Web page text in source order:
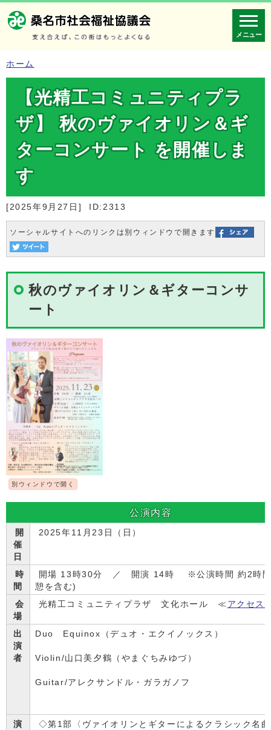
メニュー
ホーム
【光精工コミュニティプラ
ザ】 秋のヴァイオリン＆ギ
ターコンサート を開催しま
す
[2025年9月27日] ID:2313
ソーシャルサイトへのリンクは別ウィンドウで開きます
秋のヴァイオリン＆ギターコンサ
ート
別ウィンドウで開く
公演内容
開
催
日
2025年11月23日（日）
時
間
開場 13時30分 ／ 開演 14時 ※公演時間 約2時
憩を含む)
会
場
光精工コミュニティプラザ 文化ホール ≪ アクセス
出
演
者
Duo Equinox（デュオ・エクイノックス）
Violin/山口美夕鶴（やまぐちみゆづ）
Guitar/アレクサンドル・ガラガノフ
演
◇第1部〈ヴァイオリンとギターによるクラシック名